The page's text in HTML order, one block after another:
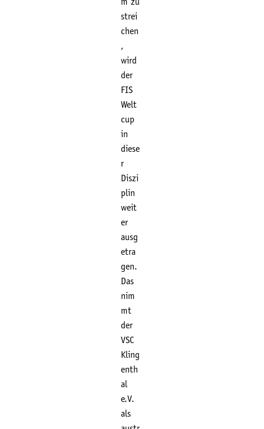
m zu
strei
chen
,
wird
der
FIS
Welt
cup
in
diese
r
Diszi
plin
weit
er
ausg
etra
gen.
Das
nim
mt
der
VSC
Kling
enth
al
e.V.
als